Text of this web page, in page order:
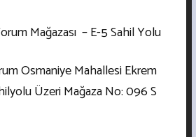
Mağazası – E-5 Sahil Yolu
Osmaniye Mahallesi Ekrem
Üzeri Mağaza No: 096 S